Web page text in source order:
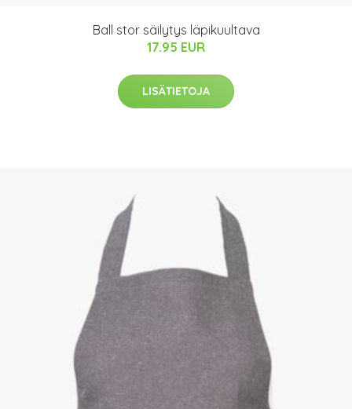
Ball stor säilytys läpikuultava
17.95 EUR
LISÄTIETOJA